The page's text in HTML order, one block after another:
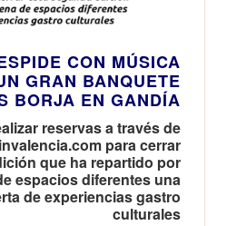
CON MÚSICA
GRAN BANQUETE
BORJA EN GANDÍA
reservas a través de
para cerrar
que ha repartido por
espacios diferentes una
de experiencias gastro
culturales